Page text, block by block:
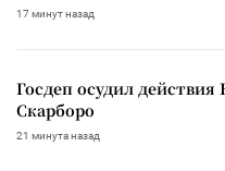
17 минут назад
Госдеп осудил
Скарборо
21 минута назад